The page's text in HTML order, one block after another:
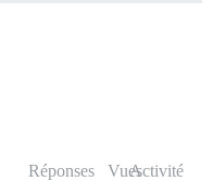
Réponses VuesActivité